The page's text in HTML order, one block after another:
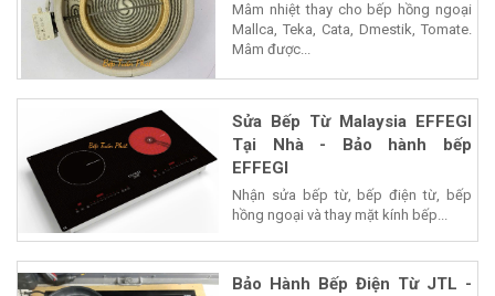
Mâm nhiệt thay cho bếp hồng ngoại
Mallca, Teka, Cata, Dmestik, Tomate.
Mâm được...
Sửa Bếp Từ Malaysia EFFEGI
Tại Nhà - Bảo hành bếp
EFFEGI
Nhận sửa bếp từ, bếp điện từ, bếp
hồng ngoại và thay mặt kính bếp...
Bảo Hành Bếp Điện Từ JTL -